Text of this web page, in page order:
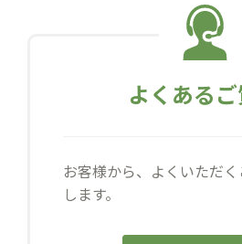
よくある
お客様から、よくいただ
します。